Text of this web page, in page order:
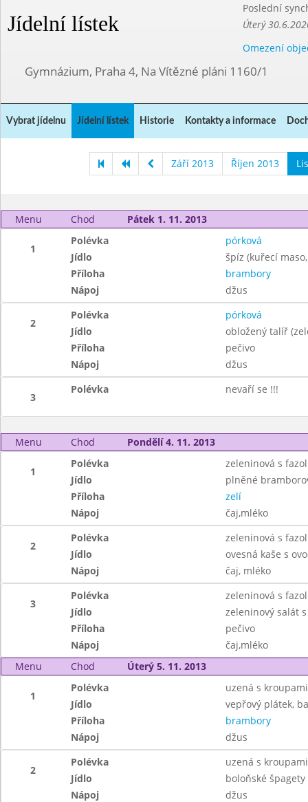
Jídelní lístek
Poslední
Úterý
Omezení
Gymnázium, Praha 4, Na Vítězné pláni 1160/1
Vybrat jídelnu Jídelní lístek Historie Kontakty a informace
Září 2013 Říjen 2013
Menu Chod Pátek 1. 11. 2013
1
Polévka
pórková
Jídlo
špíz (kuřecí
Příloha
brambory
Nápoj
džus
2
Polévka
pórková
Jídlo
obložený talíř
Příloha
pečivo
Nápoj
džus
3
Polévka nevaří se !!!
Menu Chod Pondělí 4. 11. 2013
1
Polévka
zeleninová s
Jídlo
plněné
Příloha
zelí
Nápoj
čaj,mléko
2
Polévka
zeleninová s
Jídlo
ovesná kaše s
Nápoj
čaj, mléko
3
Polévka
zeleninová s
Jídlo
zeleninový salát
Příloha
pečivo
Nápoj
čaj,mléko
Menu
Chod Úterý 5. 11. 2013
1
Polévka
uzená s kroupami
Jídlo
vepřový plátek,
Příloha
brambory
Nápoj
džus
2
Polévka
uzená s kroupami
Jídlo
boloňské
Nápoj
džus